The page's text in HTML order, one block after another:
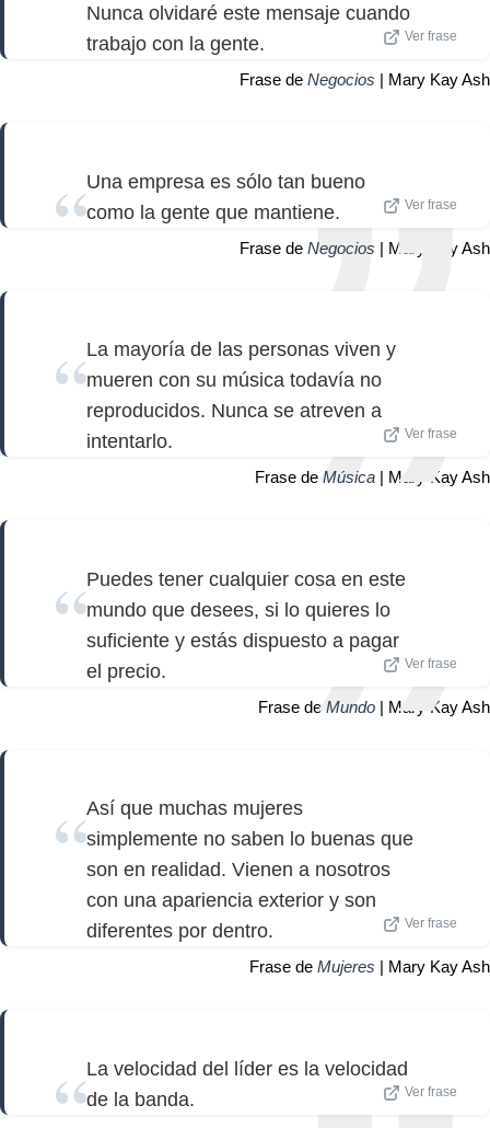
Nunca olvidaré este mensaje cuando
trabajo con la gente.
Ver frase
Frase de Negocios | Mary Kay Ash
Una empresa es sólo tan bueno
como la gente que mantiene.
Ver frase
Frase de Negocios | Mary Kay Ash
La mayoría de las personas viven y
mueren con su música todavía no
reproducidos. Nunca se atreven a
intentarlo.
Ver frase
Frase de Música | Mary Kay Ash
Puedes tener cualquier cosa en este
mundo que desees, si lo quieres lo
suficiente y estás dispuesto a pagar
el precio.
Ver frase
Frase de Mundo | Mary Kay Ash
Así que muchas mujeres
simplemente no saben lo buenas que
son en realidad. Vienen a nosotros
con una apariencia exterior y son
diferentes por dentro.
Ver frase
Frase de Mujeres | Mary Kay Ash
La velocidad del líder es la velocidad
de la banda.
Ver frase